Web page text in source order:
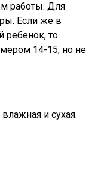
работы. Для
Если же в
ребенок, то
14-15, но не
и сухая.